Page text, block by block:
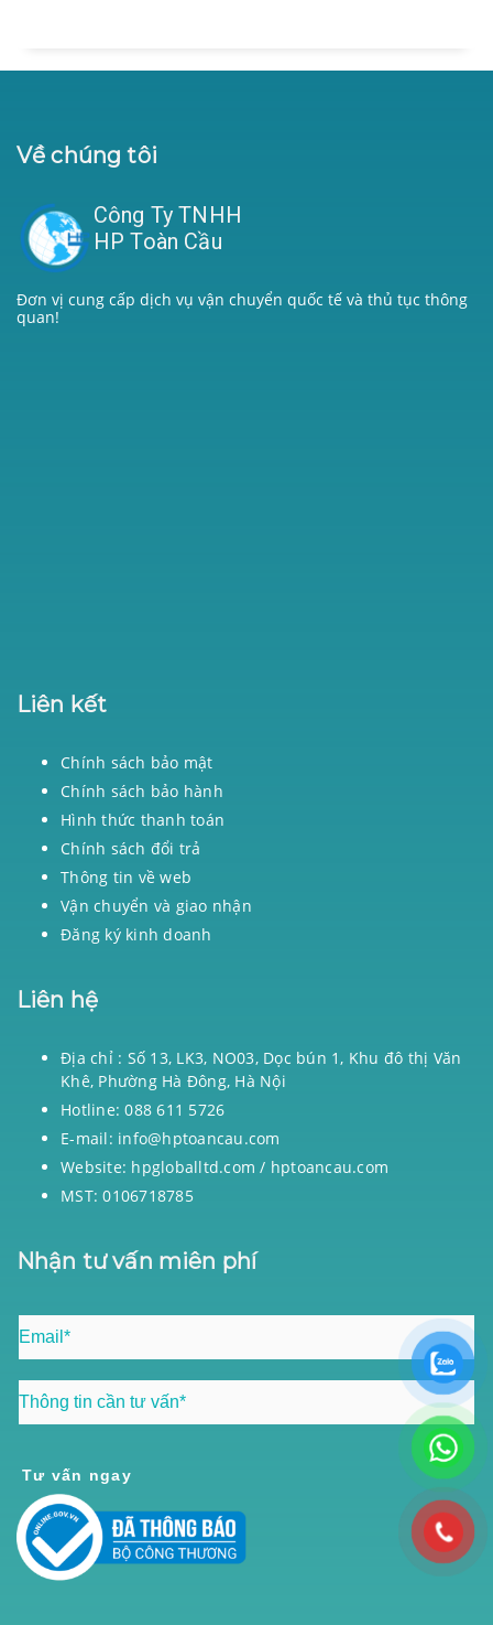
Về chúng tôi
Công Ty TNHH
HP Toàn Cầu
Đơn vị cung cấp dịch vụ vận chuyển quốc tế và thủ tục thông
quan!
Liên kết
Chính sách bảo mật
Chính sách bảo hành
Hình thức thanh toán
Chính sách đổi trả
Thông tin về web
Vận chuyển và giao nhận
Đăng ký kinh doanh
Liên hệ
Địa chỉ : Số 13, LK3, NO03, Dọc bún 1, Khu đô thị Văn
Khê, Phường Hà Đông, Hà Nội
Hotline: 088 611 5726
E-mail: info@hptoancau.com
Website: hpgloballtd.com / hptoancau.com
MST: 0106718785
Nhận tư vấn miên phí
Tư vấn ngay